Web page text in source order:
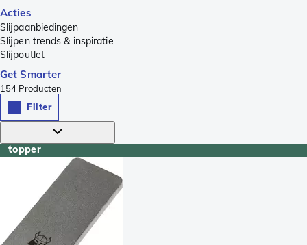
Acties
Slijpaanbiedingen
Slijpen trends & inspiratie
Slijpoutlet
Get Smarter
154 Producten
Filter
topper